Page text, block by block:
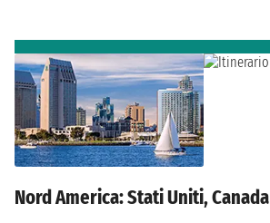
Nord America: Stati Uniti, Canada